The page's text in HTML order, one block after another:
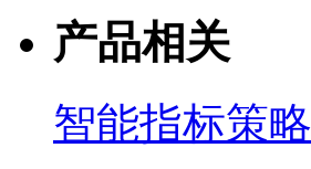
产品相关
智能指标策略